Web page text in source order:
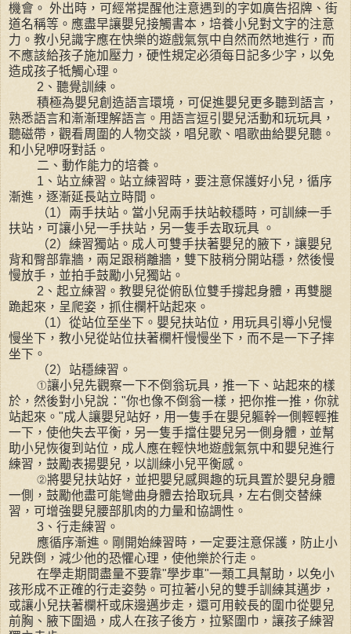
機會。 外出時，可經常提醒他注意遇到的字如廣告招牌、街
道名稱等。應盡早讓嬰兒接觸書本，培養小兒對文字的注意
力。教小兒識字應在快樂的遊戲氣氛中自然而然地進行，而
不應該給孩子施加壓力，硬性規定必須每日記多少字，以免
造成孩子牴觸心理。
2、聽覺訓練。
積極為嬰兒創造語言環境，可促進嬰兒更多聽到語言，
熟悉語言和漸漸理解語言。用語言逗引嬰兒活動和玩玩具，
聽磁帶，觀看周圍的人物交談，唱兒歌、唱歌曲給嬰兒聽。
和小兒咿呀對話。
二、動作能力的培養。
1、站立練習。站立練習時，要注意保護好小兒，循序
漸進，逐漸延長站立時間。
（1）兩手扶站。當小兒兩手扶站較穩時，可訓練一手
扶站，可讓小兒一手扶站，另一隻手去取玩具 。
（2）練習獨站。成人可雙手扶著嬰兒的腋下，讓嬰兒
背和臀部靠牆，兩足跟稍離牆，雙下肢稍分開站穩，然後慢
慢放手，並拍手鼓勵小兒獨站。
2、起立練習。教嬰兒從俯臥位雙手撐起身體，再雙腿
跪起來，呈爬姿，抓住欄杆站起來。
（1）從站位至坐下。嬰兒扶站位，用玩具引導小兒慢
慢坐下，教小兒從站位扶著欄杆慢慢坐下，而不是一下子摔
坐下。
（2）站穩練習。
①讓小兒先觀察一下不倒翁玩具，推一下、站起來的樣
於，然後對小兒說："你也像不倒翁一樣，把你推一推，你就
站起來。"成人讓嬰兒站好，用一隻手在嬰兒軀幹一側輕輕推
一下，使他失去平衡，另一隻手擋住嬰兒另一側身體，並幫
助小兒恢復到站位，成人應在輕快地遊戲氣氛中和嬰兒進行
練習，鼓勵表揚嬰兒，以訓練小兒平衡感。
②將嬰兒扶站好，並把嬰兒感興趣的玩具置於嬰兒身體
一側，鼓勵他盡可能彎曲身體去拾取玩具，左右側交替練
習，可增強嬰兒腰部肌肉的力量和協調性。
3、行走練習。
應循序漸進。剛開始練習時，一定要注意保護，防止小
兒跌倒，減少他的恐懼心理，使他樂於行走。
在學走期間盡量不要靠"學步車"一類工具幫助，以免小
孩形成不正確的行走姿勢。可拉著小兒的雙手訓練其邁步，
或讓小兒扶著欄杆或床邊邁步走，還可用較長的圍巾從嬰兒
前胸、腋下圍過，成人在孩子後方，拉緊圍巾，讓孩子練習